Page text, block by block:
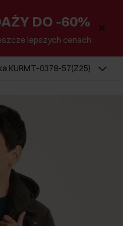
DO -60%
lepszych cenach
KURMT-0379-57(Z25)